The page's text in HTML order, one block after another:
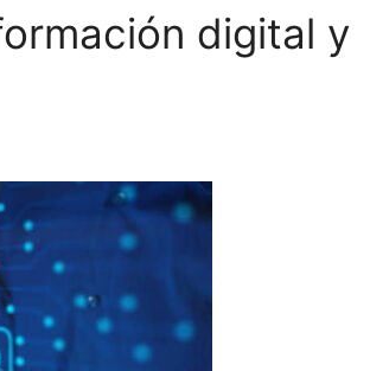
digital y